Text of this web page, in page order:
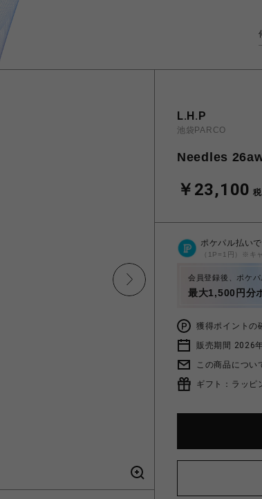
L.H.P
池袋PARCO
Needles
￥23,100
ポケパル払いで
（1P=1円）※キ
会員登録後、ポケ
最大1,500円分
獲得ポイントの
販売期間 2026
この商品につい
ギフト：ラッピ